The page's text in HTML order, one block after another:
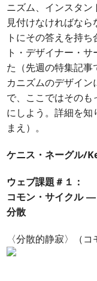
ニズム、インスタ
見付けなければな
トにその答えを持
ト・デザイナー・
た（先週の特集記事
カニズムのデザイ
で、ここではそのも
にしよう。詳細を知
まえ）。
ケニス・ネーグル/
ウェブ課題＃１：
コモン・サイクル
分散
〈分散的静寂〉（コ